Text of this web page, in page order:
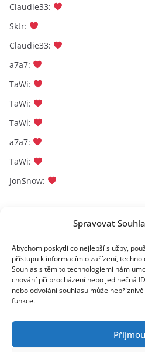
Spravovat
Abychom poskytli co nejlepší služby,
přístupu k informacím o zařízení,
Souhlas s těmito technologiemi nám
chování při procházení nebo jedinečná
nebo odvolání souhlasu může
funkce.
Claudie33:
Sktr:
Claudie33:
a7a7:
TaWi:
TaWi:
TaWi:
a7a7:
TaWi:
JonSnow:
A
c
h toplist